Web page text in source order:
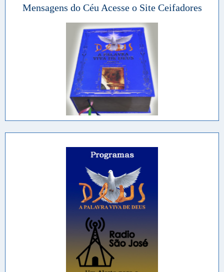
Mensagens do Céu Acesse o Site Ceifadores